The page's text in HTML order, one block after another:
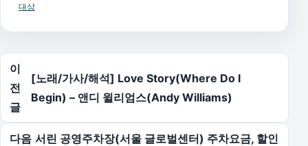
대상
글 탐색
이
전
글
[노래/가사/해석] Love Story(Where Do I
Begin) – 앤디 윌리엄스(Andy Williams)
다음 서린 공영주차장(서울 글로벌센터) 주차요금, 할인